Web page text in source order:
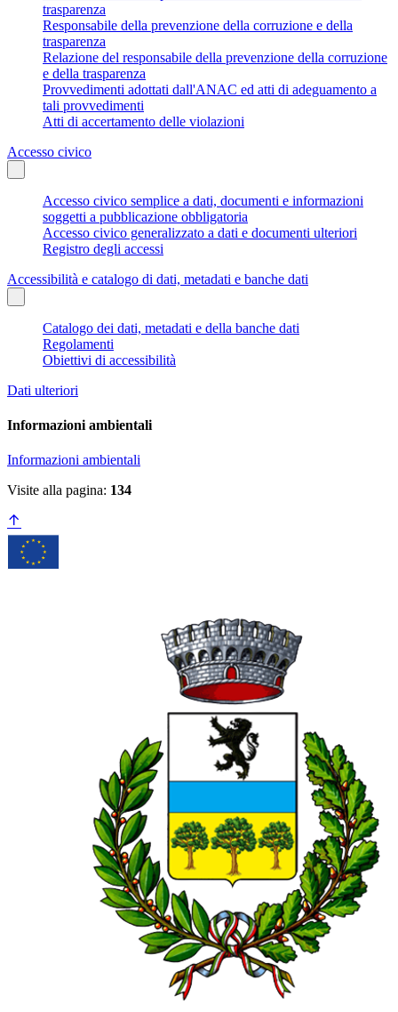
trasparenza
Responsabile della prevenzione della corruzione e della
trasparenza
Relazione del responsabile della prevenzione della corruzione
e della trasparenza
Provvedimenti adottati dall'ANAC ed atti di adeguamento a
tali provvedimenti
Atti di accertamento delle violazioni
Accesso civico
Accesso civico semplice a dati, documenti e informazioni
soggetti a pubblicazione obbligatoria
Accesso civico generalizzato a dati e documenti ulteriori
Registro degli accessi
Accessibilità e catalogo di dati, metadati e banche dati
Catalogo dei dati, metadati e della banche dati
Regolamenti
Obiettivi di accessibilità
Dati ulteriori
Informazioni ambientali
Informazioni ambientali
Visite alla pagina: 134